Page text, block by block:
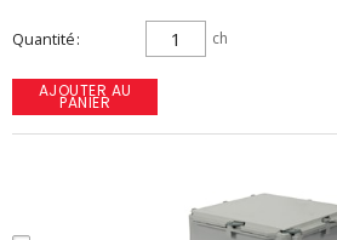
Quantité ch
AJOUTER AU
PANIER